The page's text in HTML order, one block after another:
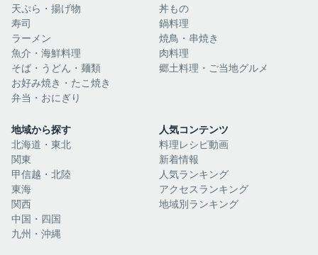
天ぷら・揚げ物
寿司
ラーメン
魚介・海鮮料理
そば・うどん・麺類
お好み焼き・たこ焼き
弁当・おにぎり
丼もの
鍋料理
焼鳥・串焼き
肉料理
郷土料理・ご当地グルメ
地域から探す
北海道・東北
関東
甲信越・北陸
東海
関西
中国・四国
九州・沖縄
人気コンテンツ
料理レシピ動画
新着情報
人気ランキング
アクセスランキング
地域別ランキング